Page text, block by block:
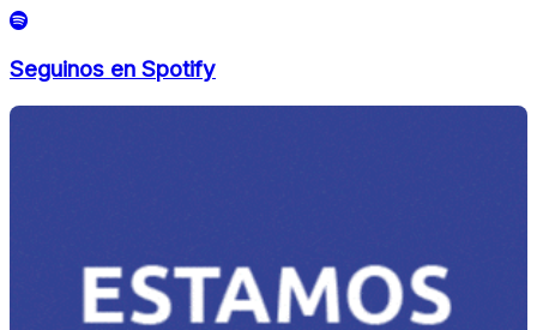
Seguinos en Spotify